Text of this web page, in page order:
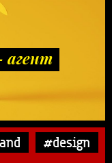
агент
#design